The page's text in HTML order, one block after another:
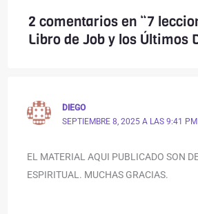
2 comentarios en “7
Libro de Job y los Últimos
DIEGO
SEPTIEMBRE 8, 2025 A LAS 9:41 PM
EL MATERIAL AQUI PUBLICADO SON
ESPIRITUAL. MUCHAS GRACIAS.